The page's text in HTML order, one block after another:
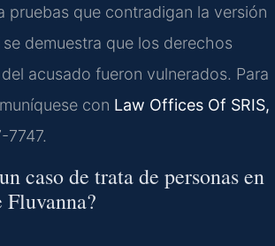
pruebas que contradigan la versión
demuestra que los derechos
acusado fueron vulnerados. Para
con Law Offices Of SRIS,
7747.
caso de trata de personas en
Fluvanna?